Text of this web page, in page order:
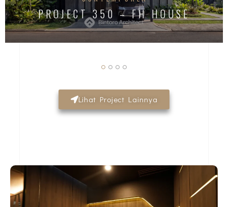
PROJECT 350 – FH HOUSE
Lihat Project Lainnya